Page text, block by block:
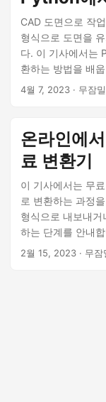
CAD 도면으로 작
형식으로 도면을
다. 이 기사에서는
환하는 방법을 배
4월 7, 2023 · 무잠
온라인에
료 변환기
이 기사에서는 무
로 변환하는 과정
형식으로 내보내
하는 단계를 안내
2월 15, 2023 · 무